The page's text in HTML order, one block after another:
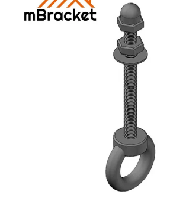
在线询价